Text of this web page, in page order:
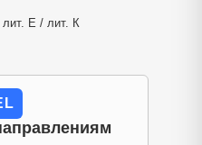
лит. Е / лит. К